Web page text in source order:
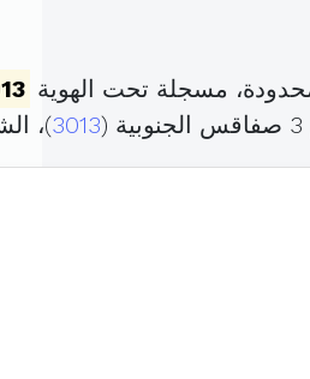
مسجلة تحت الهوية
3013)،